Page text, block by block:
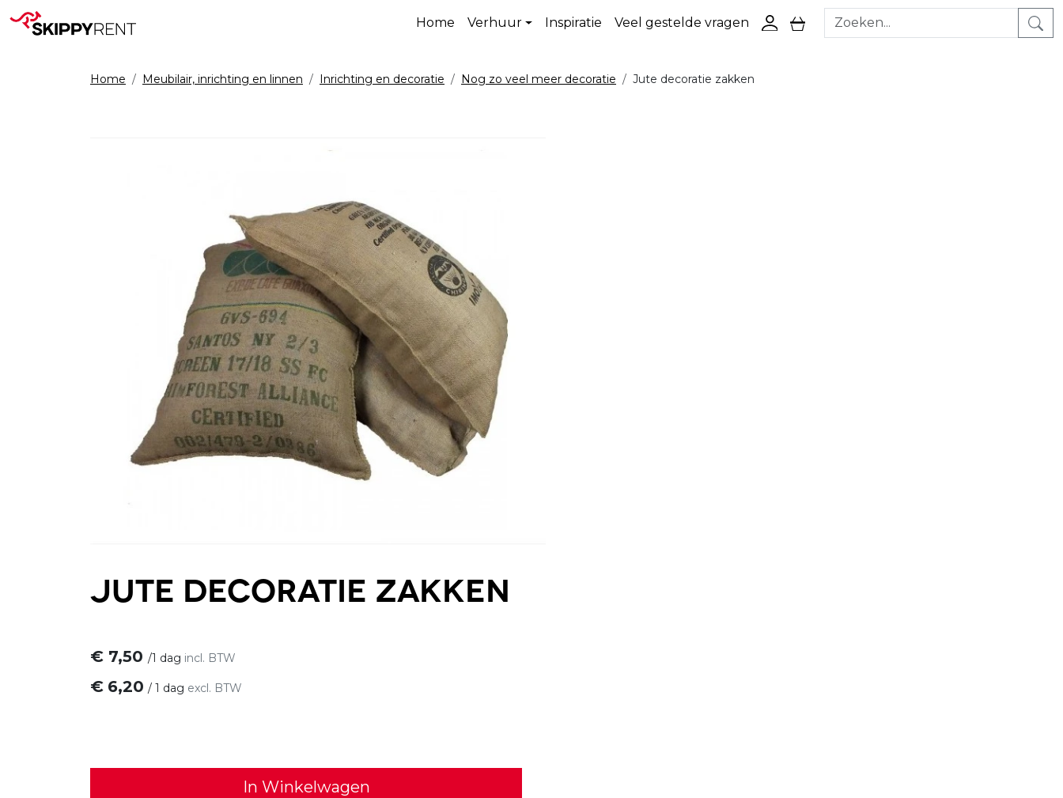
Home Verhuur Inspiratie Veel gestelde vragen
ga naar login pagina
ga naar winkelwagen pagina
Home Meubilair, inrichting en linnen Inrichting en decoratie Nog zo veel meer decoratie Jute decoratie zakken
Jute decoratie zakken
€ 7,50 /1 dag incl. BTW
€ 6,20 / 1 dag excl. BTW
In Winkelwagen